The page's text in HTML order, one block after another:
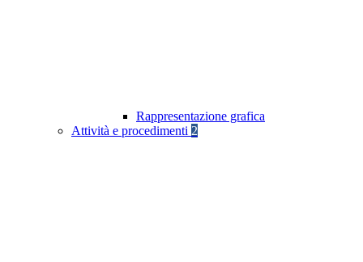
Rappresentazione grafica
Attività e procedimenti 2